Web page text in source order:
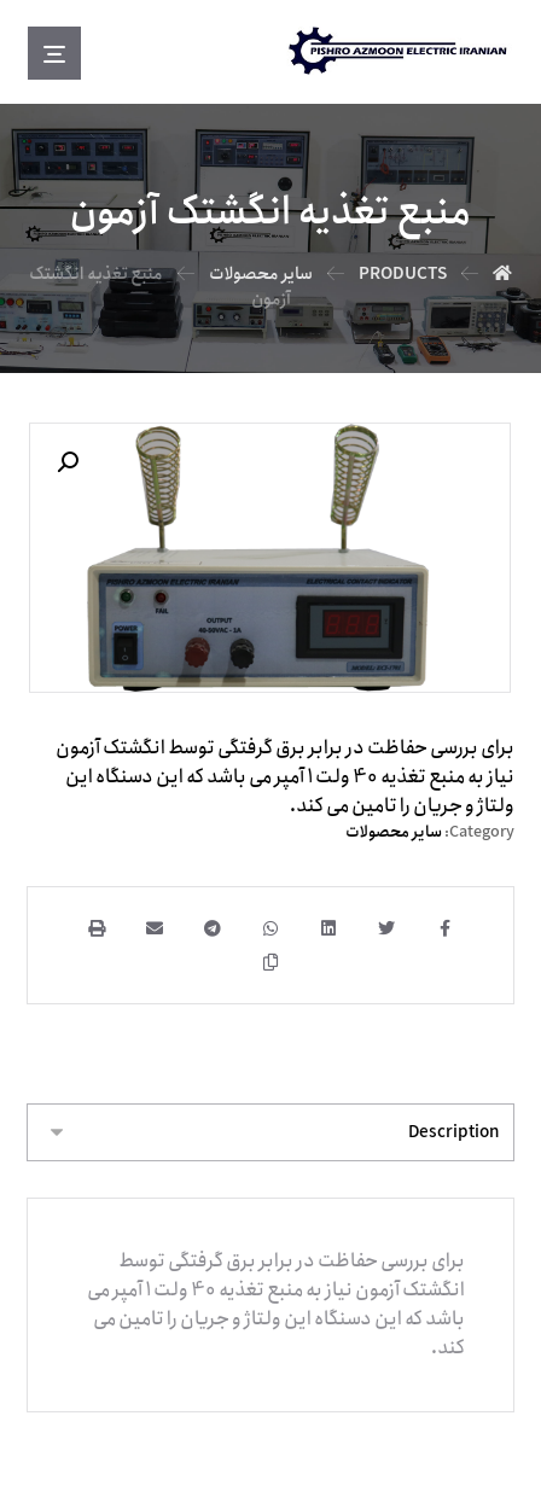
منبع تغذیه انگشتک آزمون
PRODUCTS سایر محصولات
منبع تغذیه انگشتک
آزمون
برای بررسی حفاظت در برابر برق گرفتگی توسط انگشتک آزمون
نیاز به منبع تغذیه 40 ولت 1 آمپر می باشد که این دسنگاه این
ولتاژ و جریان را تامین می کند.
Category: سایر محصولات
برای بررسی حفاظت در برابر برق گرفتگی توسط
انگشتک آزمون نیاز به منبع تغذیه 40 ولت 1 آمپر می
باشد که این دسنگاه این ولتاژ و جریان را تامین می
کند.